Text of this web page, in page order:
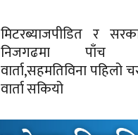
मिटरब्याजपीडित र
निजगढमा पाँच
वार्ता,सहमतिविना पहिलो
वार्ता सकियो